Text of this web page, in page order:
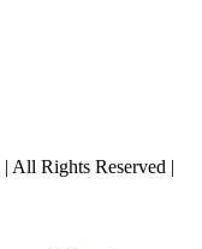
All Rights Reserved |